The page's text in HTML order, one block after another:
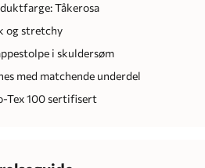
Tåkerosa
og stretchy
i skuldersøm
med matchende underdel
Tex 100 sertifisert